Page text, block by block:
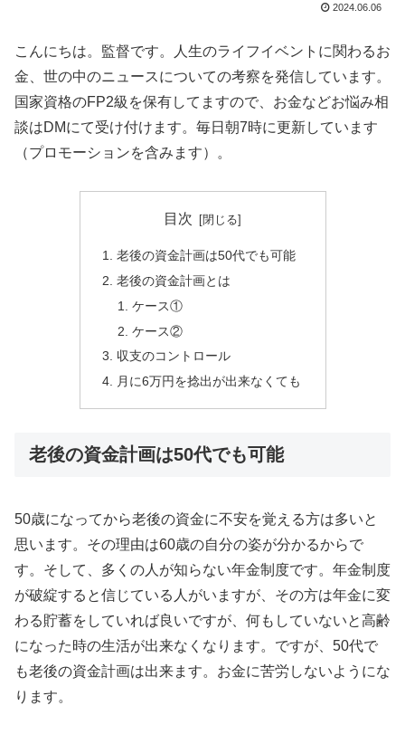
2024.06.06
こんにちは。監督です。人生のライフイベントに関わるお
金、世の中のニュースについての考察を発信しています。
国家資格のFP2級を保有してますので、お金などお悩み相
談はDMにて受け付けます。毎日朝7時に更新しています
（プロモーションを含みます）。
目次
老後の資金計画は50代でも可能
老後の資金計画とは
ケース①
ケース②
収支のコントロール
月に6万円を捻出が出来なくても
老後の資金計画は50代でも可能
50歳になってから老後の資金に不安を覚える方は多いと
思います。その理由は60歳の自分の姿が分かるからで
す。そして、多くの人が知らない年金制度です。年金制度
が破綻すると信じている人がいますが、その方は年金に変
わる貯蓄をしていれば良いですが、何もしていないと高齢
になった時の生活が出来なくなります。ですが、50代で
も老後の資金計画は出来ます。お金に苦労しないようにな
ります。